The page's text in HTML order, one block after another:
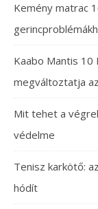
Kemény matrac
Kaabo Mantis 10
megváltoztatja
Mit tehet a
védelme
Tenisz karkötő:
hódít